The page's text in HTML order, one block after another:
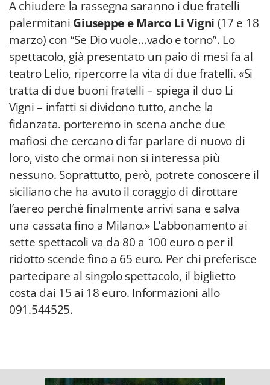
A chiudere la rassegna saranno i due fratelli
palermitani Giuseppe e Marco Li Vigni (17 e 18
marzo) con “Se Dio vuole…vado e torno”. Lo
spettacolo, già presentato un paio di mesi fa al
teatro Lelio, ripercorre la vita di due fratelli. «Si
tratta di due buoni fratelli – spiega il duo Li
Vigni – infatti si dividono tutto, anche la
fidanzata. porteremo in scena anche due
mafiosi che cercano di far parlare di nuovo di
loro, visto che ormai non si interessa più
nessuno. Soprattutto, però, potrete conoscere il
siciliano che ha avuto il coraggio di dirottare
l’aereo perché finalmente arrivi sana e salva
una cassata fino a Milano.» L’abbonamento ai
sette spettacoli va da 80 a 100 euro o per il
ridotto scende fino a 65 euro. Per chi preferisce
partecipare al singolo spettacolo, il biglietto
costa dai 15 ai 18 euro. Informazioni allo
091.544525.